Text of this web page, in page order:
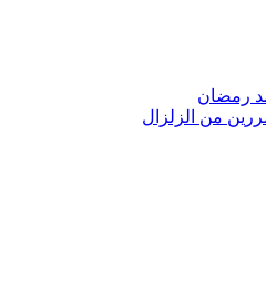
رمضان
من الزلزال